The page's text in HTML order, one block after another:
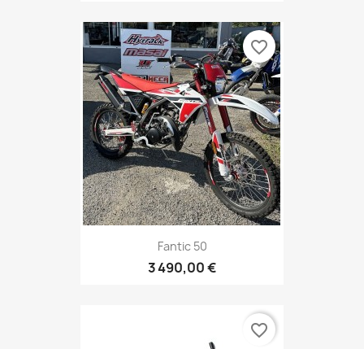
Fantic 50
3 490,00 €
favorite_border
favorite_border